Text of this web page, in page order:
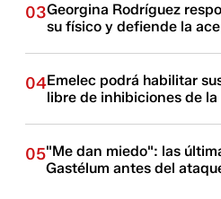
03Georgina Rodríguez
su físico y defiende la
04Emelec podrá habilitar
libre de inhibiciones de la
05"Me dan miedo": las
Gastélum antes del